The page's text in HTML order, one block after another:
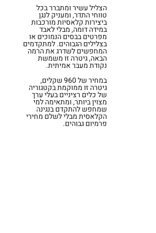
הצליל עשיר ומתברר בכל
טווחי התדר, ומעניק לנגן
ביצירות קלאסיות מורכבות
במידה דומה, מבלי לאבד
מפרטים בבסים הנמוכים או
בצלילים הגבוהים. למתקדמים
המחפשים לשדרג את הרמה
הבאה, גיטרה זו משמשת
נקודת מעבר אמיתית.
במחיר של 960 שקלים,
גיטרה זו ממוקמת בקטגוריה
של כלים רציניים בעלי ערך
מצוין ביותר, ומתאימה למי
שמחפש להתקדם בנגינה
הקלאסית מבלי לשלם מחירי
פרמיום גבוהים.